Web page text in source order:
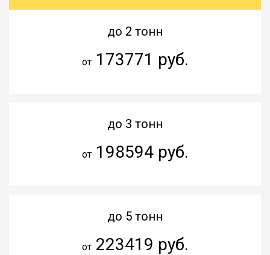
до 2 тонн
от173771 руб.
до 3 тонн
от198594 руб.
до 5 тонн
от223419 руб.